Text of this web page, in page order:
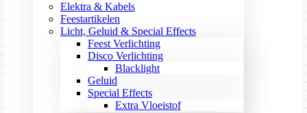
Elektra & Kabels
Feestartikelen
Licht, Geluid & Special Effects
Feest Verlichting
Disco Verlichting
Blacklight
Geluid
Special Effects
Extra Vloeistof